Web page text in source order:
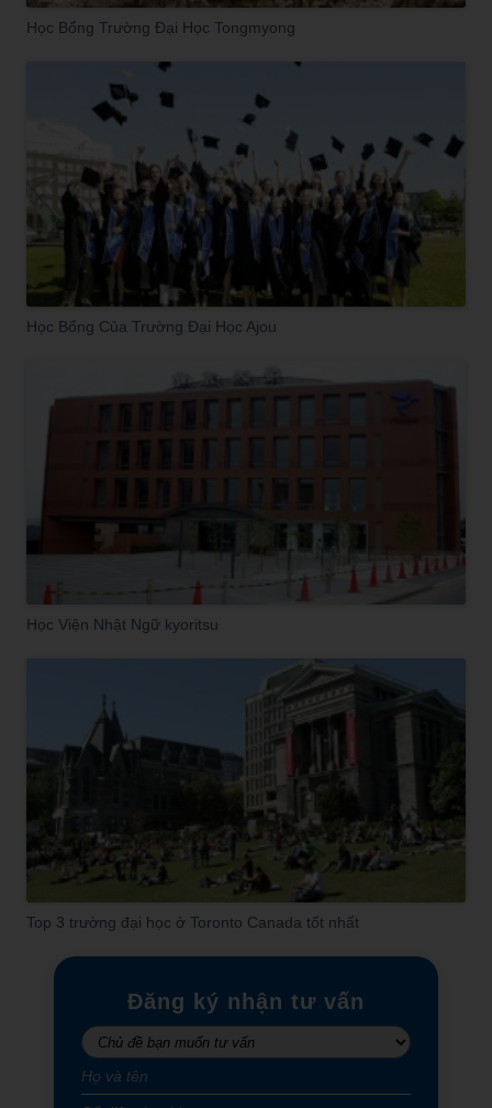
Học Bổng Trường Đại Học Tongmyong
Học Bổng Của Trường Đại Học Ajou
Học Viện Nhật Ngữ kyoritsu
Top 3 trường đại học ở Toronto Canada tốt nhất
Đăng ký nhận tư vấn